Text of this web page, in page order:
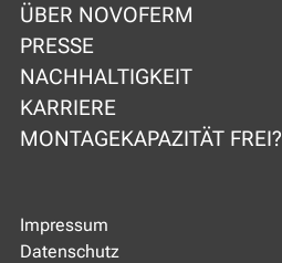
ÜBER NOVOFERM
PRESSE
NACHHALTIGKEIT
KARRIERE
MONTAGEKAPAZITÄT FREI?
Impressum
Datenschutz